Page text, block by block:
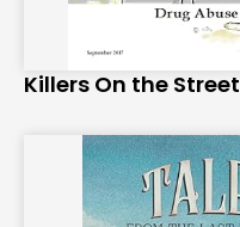
Killers On the Street